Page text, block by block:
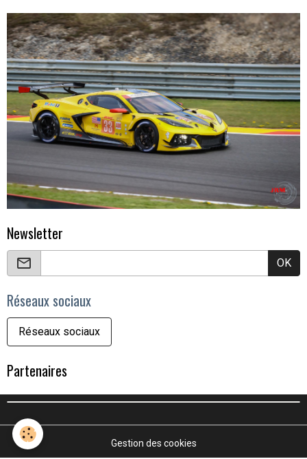
Newsletter
OK
Réseaux sociaux
Réseaux sociaux
Partenaires
Gestion des cookies